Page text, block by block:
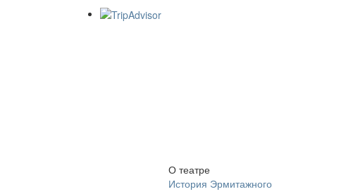
О театре
История Эрмитажного